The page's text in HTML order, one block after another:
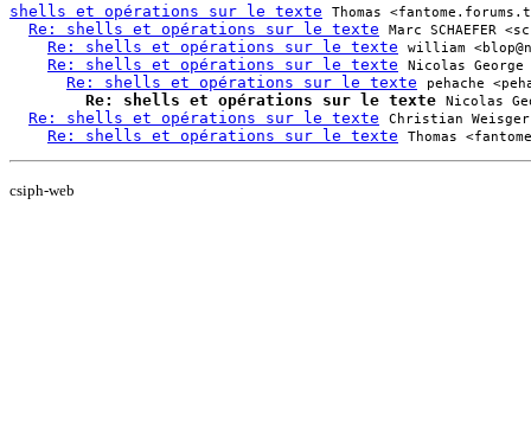
shells et opérations sur le texte Thomas
Re: shells et opérations sur le texte Marc SCHAEFER
Re: shells et opérations sur le texte william
Re: shells et opérations sur le texte Nicolas
Re: shells et opérations sur le texte pehache
Re: shells et opérations sur le texte Nicolas
Re: shells et opérations sur le texte Christian
Re: shells et opérations sur le texte Thomas
csiph-web